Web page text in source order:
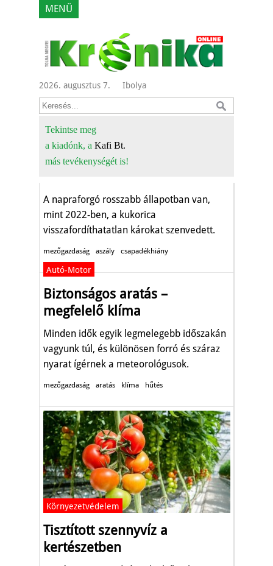
MENÜ
2026. augusztus 7. Ibolya
Tekintse meg
a kiadónk, a Kafi Bt.
más tevékenységét is!
Az oszág 89
százalékát sújtja a
fokozódó aszály
A napraforgó rosszabb állapotban van,
mint 2022-ben, a kukorica
visszafordíthatatlan károkat szenvedett.
mezőgazdaság aszály csapadékhiány
Autó-Motor
Biztonságos aratás –
megfelelő klíma
Minden idők egyik legmelegebb időszakán
vagyunk túl, és különösen forró és száraz
nyarat ígérnek a meteorológusok.
mezőgazdaság aratás klíma hűtés
Környezetvédelem
Tisztított szennyvíz a
kertészetben